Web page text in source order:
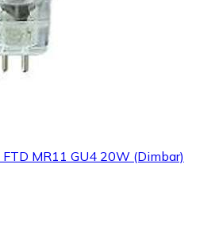
MR11 GU4 20W (Dimbar)